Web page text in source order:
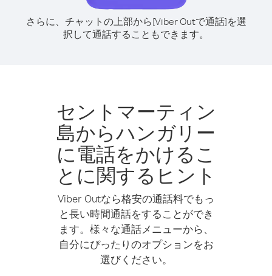
さらに、チャットの上部から[Viber Outで通話]を選
択して通話することもできます。
セントマーティン
島からハンガリー
に電話をかけるこ
とに関するヒント
Viber Outなら格安の通話料でもっ
と長い時間通話をすることができ
ます。様々な通話メニューから、
自分にぴったりのオプションをお
選びください。